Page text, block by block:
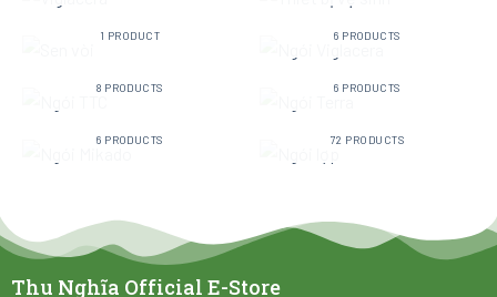
1 PRODUCT 6 PRODUCTS
8 PRODUCTS 6 PRODUCTS
6 PRODUCTS 72 PRODUCTS
Thu Nghĩa Official E-Store